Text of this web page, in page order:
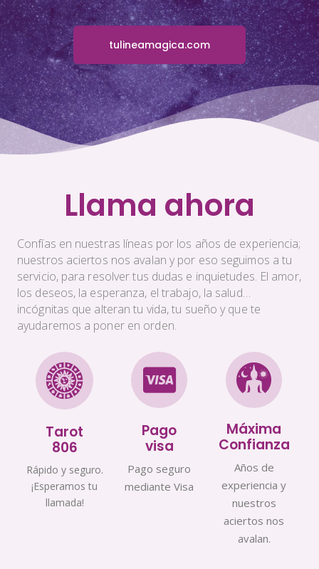
tulineamagica.com
Llama ahora
Confías en nuestras líneas por los años de experiencia;
nuestros aciertos nos avalan y por eso seguimos a tu
servicio, para resolver tus dudas e inquietudes. El amor,
los deseos, la esperanza, el trabajo, la salud…
incógnitas que alteran tu vida, tu sueño y que te
ayudaremos a poner en orden.
Tarot
806
Rápido y seguro.
¡Esperamos tu
llamada!
Pago
visa
Pago seguro
mediante Visa
Máxima
Confianza
Años de
experiencia y
nuestros
aciertos nos
avalan.